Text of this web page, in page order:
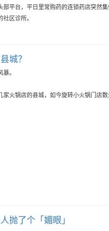
平台，平日里常购药的连锁药店突然
区诊所。
城？
。
火锅店的县城，如今旋转小火锅门店
抛了个「媚眼」